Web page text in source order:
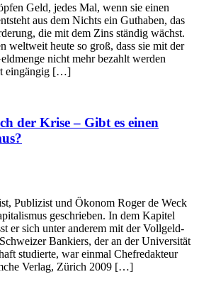
Geld, jedes Mal, wenn sie einen
aus dem Nichts ein Guthaben, das
die mit dem Zins ständig wächst.
weltweit heute so groß, dass sie mit der
nicht mehr bezahlt werden
eingängig […]
der Krise – Gibt es einen
Publizist und Ökonom Roger de Weck
geschrieben. In dem Kapitel
er sich unter anderem mit der Vollgeld-
Bankiers, der an der Universität
studierte, war einmal Chefredakteur
Verlag, Zürich 2009 […]